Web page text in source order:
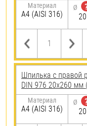
Материал
A4 (AISI 316)
Ø
20
Шпилька с правой
DIN 976 20х260 мм
Материал
A4 (AISI 316)
Ø
20